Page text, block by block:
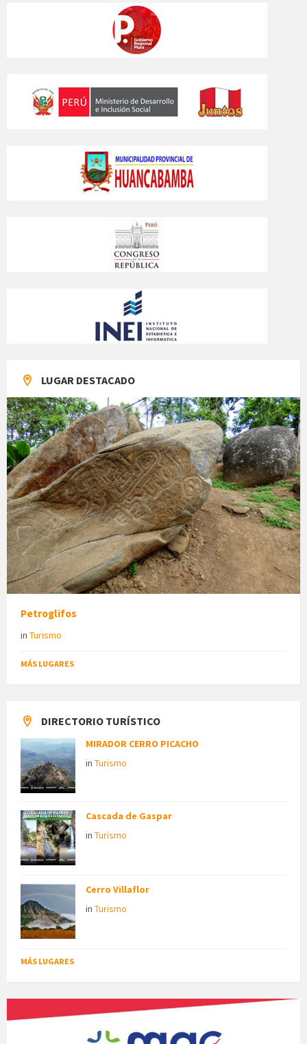
LUGAR DESTACADO
Petroglifos
in Turismo
MÁS LUGARES
DIRECTORIO TURÍSTICO
MIRADOR CERRO PICACHO
in Turismo
Cascada de Gaspar
in Turismo
Cerro Villaflor
in Turismo
MÁS LUGARES